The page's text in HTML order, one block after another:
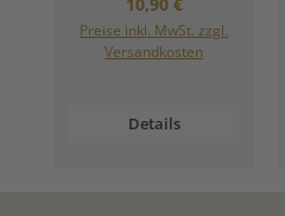
10,90 €
Preise inkl. MwSt. zzgl.
Versandkosten
Details